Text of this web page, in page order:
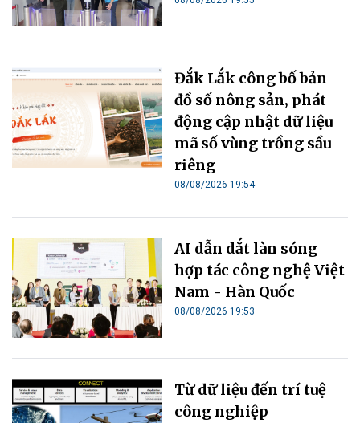
Đắk Lắk công bố bản
đồ số nông sản, phát
động cập nhật dữ liệu
mã số vùng trồng sầu
riêng
08/08/2026 19:54
AI dẫn dắt làn sóng
hợp tác công nghệ Việt
Nam - Hàn Quốc
08/08/2026 19:53
Từ dữ liệu đến trí tuệ
công nghiệp